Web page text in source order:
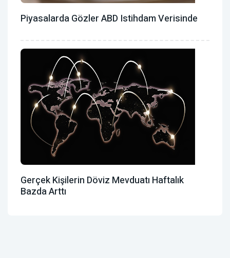
Piyasalarda Gözler ABD Istihdam Verisinde
Gerçek Kişilerin Döviz Mevduatı Haftalık
Bazda Arttı